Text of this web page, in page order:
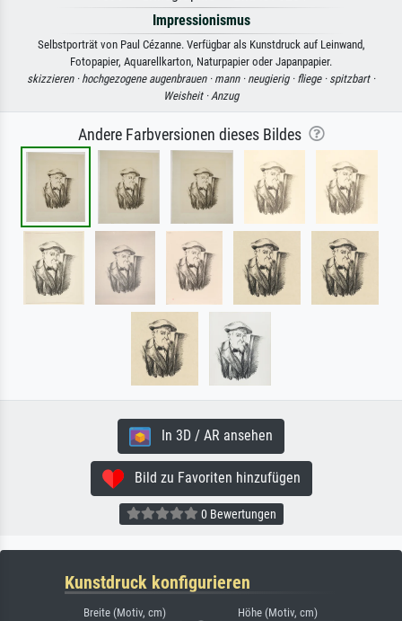
Impressionismus
Selbstporträt von Paul Cézanne. Verfügbar als Kunstdruck auf Leinwand,
Fotopapier, Aquarellkarton, Naturpapier oder Japanpapier.
skizzieren · hochgezogene augenbrauen · mann · neugierig · fliege · spitzbart ·
Weisheit ·Anzug
Andere Farbversionen dieses Bildes
In 3D / AR ansehen
Bild zu Favoriten hinzufügen
0 Bewertungen
Kunstdruck konfigurieren
Breite (Motiv, cm) Höhe (Motiv, cm)